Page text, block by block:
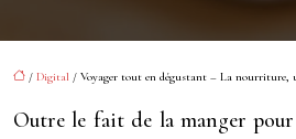
/ Digital / Voyager tout en dégustant – La nourriture,
Outre le fait de la manger